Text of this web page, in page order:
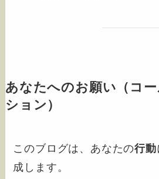
あなたへのお願い（コ
ション）
このブログは、あなたの行動
成します。